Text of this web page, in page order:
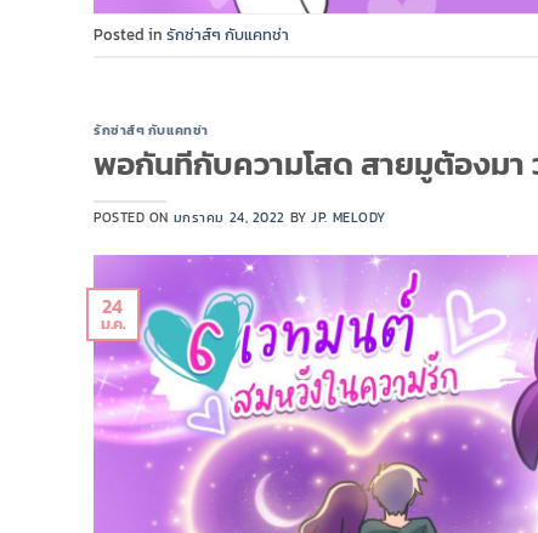
Posted in รักซ่าส์ๆ กับแคทช่า
รักซ่าส์ๆ กับแคทช่า
พอกันทีกับความโสด สายมูต้องมา
POSTED ON มกราคม 24, 2022 BYJP. MELODY
24
ม.ค.